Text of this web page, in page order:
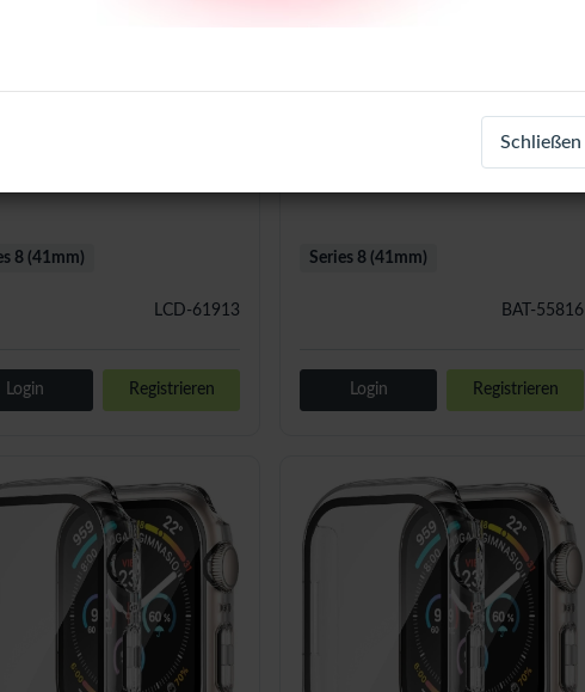
LCD-61913
8 (41mm)
Login Registrieren
Apple Watch Series 8 41mm
BAT-55816
Series 8 (41mm)
Login Registrieren
Schließen